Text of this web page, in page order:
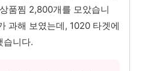
품찜 2,800개를 모았습니
과해 보였는데, 1020 타겟에
습니다.